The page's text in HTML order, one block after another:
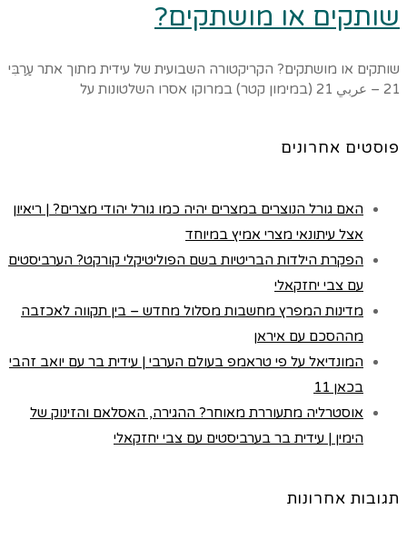
שותקים או מושתקים?
שותקים או מושתקים? הקריקטורה השבועית של עידית מתוך אתר עַרַבִּי
21 – عربي 21 (במימון קטר) במרוקו אסרו השלטונות על
פוסטים אחרונים
האם גורל הנוצרים במצרים יהיה כמו גורל יהודי מצרים? | ריאיון
אצל עיתונאי מצרי אמיץ במיוחד
הפקרת הילדות הבריטיות בשם הפוליטיקלי קורקט? הערביסטים
עם צבי יחזקאלי
מדינות המפרץ מחשבות מסלול מחדש – בין תקווה לאכזבה
מההסכם עם איראן
המונדיאל על פי טראמפ בעולם הערבי | עידית בר עם יואב זהבי
בכאן 11
אוסטרליה מתעוררת מאוחר? ההגירה, האסלאם והזינוק של
הימין | עידית בר בערביסטים עם צבי יחזקאלי
תגובות אחרונות